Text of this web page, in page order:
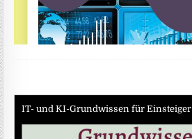
IT- und KI-Grundwissen für Einsteiger